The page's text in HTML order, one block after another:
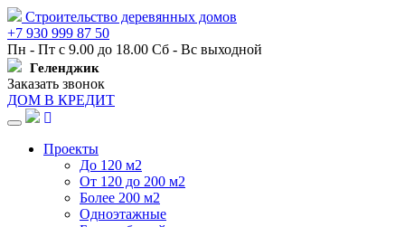
Строительство деревянных домов
+7 930 999 87 50
Пн - Пт с 9.00 до 18.00 Сб - Вс выходной
Геленджик
Заказать звонок
ДОМ В КРЕДИТ
Навигация
Проекты
До 120 м2
От 120 до 200 м2
Более 200 м2
Одноэтажные